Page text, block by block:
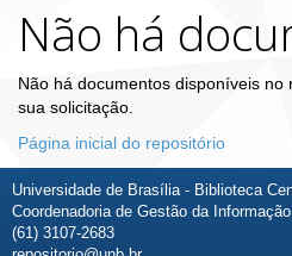
Não há
Não há documentos disponíveis no
sua solicitação.
Página inicial do repositório
Universidade de Brasília - Biblioteca
Coordenadoria de Gestão da
(61) 3107-2683